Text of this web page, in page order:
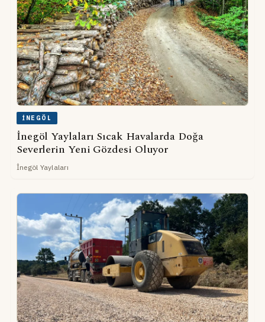
İNEGÖL
İnegöl Yaylaları Sıcak Havalarda Doğa
Severlerin Yeni Gözdesi Oluyor
İnegöl Yaylaları